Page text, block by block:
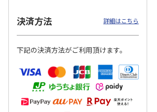
決済方法 詳細はこちら
下記の決済方法がご利用頂けます。